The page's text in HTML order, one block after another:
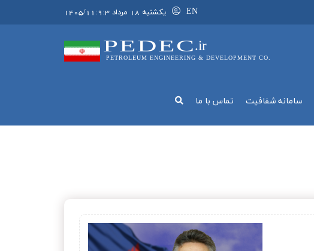
EN يکشنبه 18 مرداد 1405/11:9:3
PEDEC.ir
PETROLEUM ENGINEERING & DEVELOPMENT CO.
سامانه شفافيت تماس با ما